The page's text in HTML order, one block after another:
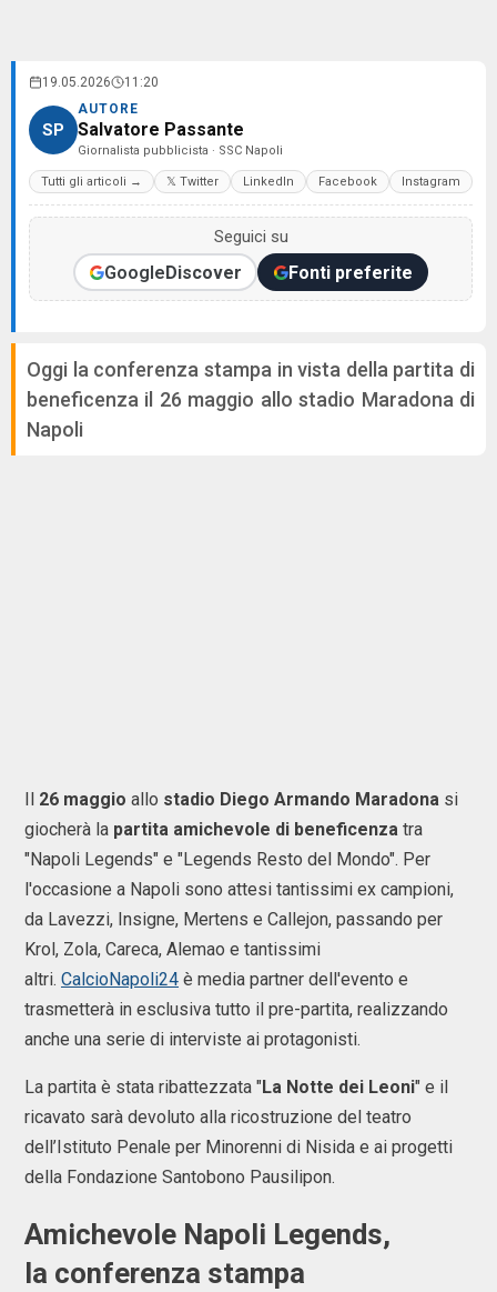
19.05.2026 11:20
SP
AUTORE
Salvatore Passante
Giornalista pubblicista · SSC Napoli
Tutti gli articoli → 𝕏 Twitter LinkedIn Facebook Instagram
Seguici su
GoogleDiscover Fonti preferite
Oggi la conferenza stampa in vista della partita di
beneficenza il 26 maggio allo stadio Maradona di
Napoli
Il 26 maggio allo stadio Diego Armando Maradona si
giocherà la partita amichevole di beneficenza tra
"Napoli Legends" e "Legends Resto del Mondo". Per
l'occasione a Napoli sono attesi tantissimi ex campioni,
da Lavezzi, Insigne, Mertens e Callejon, passando per
Krol, Zola, Careca, Alemao e tantissimi
altri. CalcioNapoli24 è media partner dell'evento e
trasmetterà in esclusiva tutto il pre-partita, realizzando
anche una serie di interviste ai protagonisti.
La partita è stata ribattezzata "La Notte dei Leoni" e il
ricavato sarà devoluto alla ricostruzione del teatro
dell’Istituto Penale per Minorenni di Nisida e ai progetti
della Fondazione Santobono Pausilipon.
Amichevole Napoli Legends,
la conferenza stampa